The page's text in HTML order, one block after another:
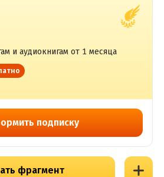
и аудиокнигам от 1 месяца
подписку
фрагмент